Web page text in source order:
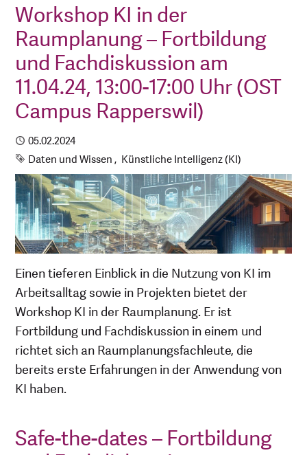
Workshop KI in der
Raumplanung – Fortbildung
und Fachdiskussion am
11.04.24, 13:00-17:00 Uhr (OST
Campus Rapperswil)
Publiziert
05.02.2024
Schlagworte
Daten und Wissen Künstliche Intelligenz (KI)
Einen tieferen Einblick in die Nutzung von KI im
Arbeitsalltag sowie in Projekten bietet der
Workshop KI in der Raumplanung. Er ist
Fortbildung und Fachdiskussion in einem und
richtet sich an Raumplanungsfachleute, die
bereits erste Erfahrungen in der Anwendung von
KI haben.
Safe-the-dates – Fortbildung